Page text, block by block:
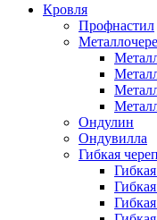
Кровля
Профнастил
Ондулин
Ондувилла
Гибкая